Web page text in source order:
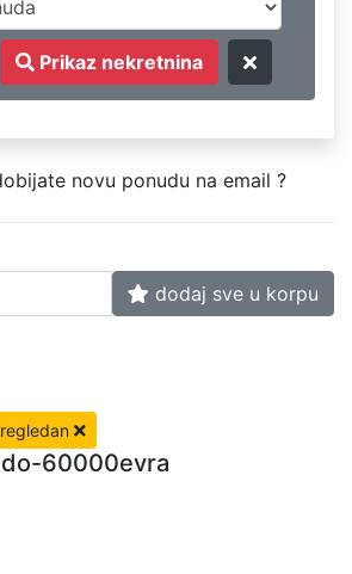
Prikaz nekretnina
želite da dobijate novu ponudu na email ?
dodaj sve u korpu
do-60000evra